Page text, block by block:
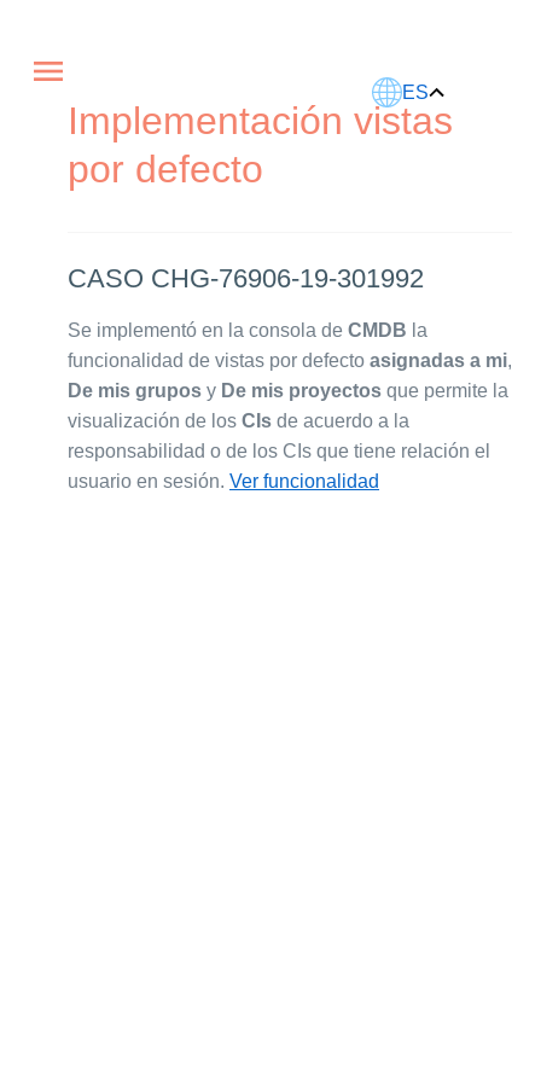
ES
Implementación vistas
por defecto
CASO CHG-76906-19-301992
Se implementó en la consola de CMDB la
funcionalidad de vistas por defecto asignadas a mi,
De mis grupos y De mis proyectos que permite la
visualización de los CIs de acuerdo a la
responsabilidad o de los CIs que tiene relación el
usuario en sesión. Ver funcionalidad